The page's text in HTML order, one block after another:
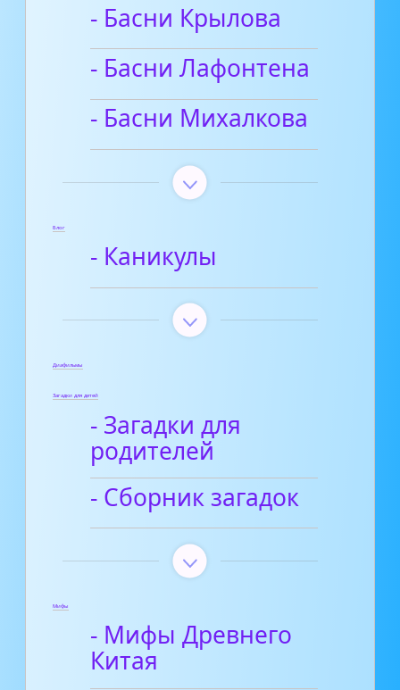
- Басни Крылова
- Басни Лафонтена
- Басни Михалкова
Блог
- Каникулы
Диафильмы
Загадки для детей
- Загадки для
родителей
- Сборник загадок
Мифы
- Мифы Древнего
Китая